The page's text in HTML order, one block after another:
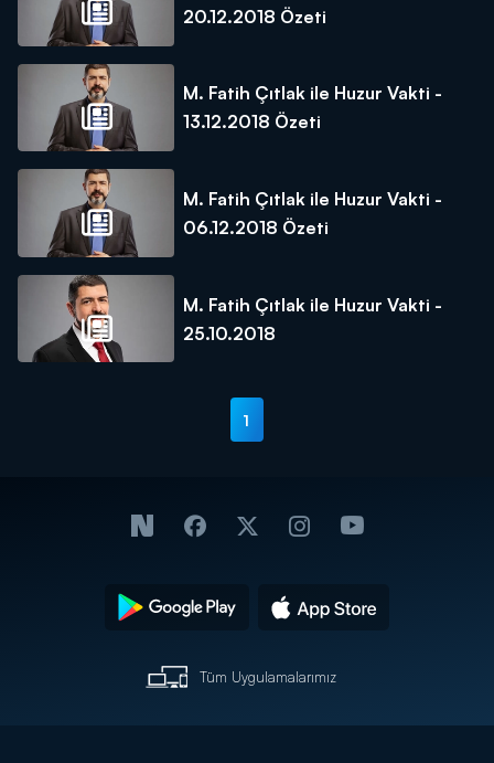
20.12.2018 Özeti
M. Fatih Çıtlak ile Huzur Vakti -
13.12.2018 Özeti
M. Fatih Çıtlak ile Huzur Vakti -
06.12.2018 Özeti
M. Fatih Çıtlak ile Huzur Vakti -
25.10.2018
1
Tüm Uygulamalarımız